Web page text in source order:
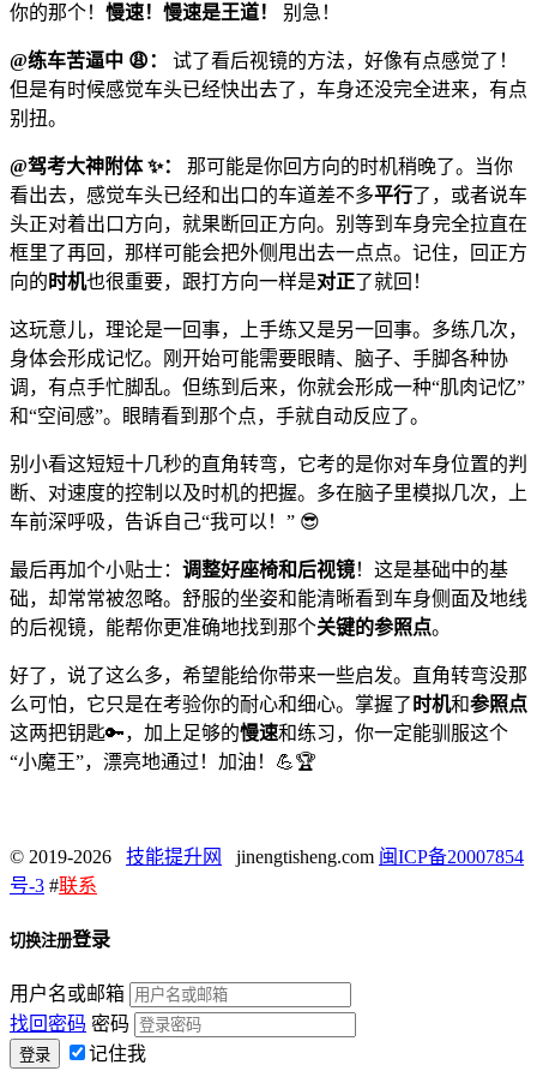
你的那个！ 慢速！慢速是王道！ 别急！
@练车苦逼中 😩：
试了看后视镜的方法，好像有点感觉了！
但是有时候感觉车头已经快出去了，车身还没完全进来，有点
别扭。
@驾考大神附体 ✨：
那可能是你回方向的时机稍晚了。当你
看出去，感觉车头已经和出口的车道差不多平行了，或者说车
头正对着出口方向，就果断回正方向。别等到车身完全拉直在
框里了再回，那样可能会把外侧甩出去一点点。记住，回正方
向的 时机也很重要，跟打方向一样是对正了就回！
这玩意儿，理论是一回事，上手练又是另一回事。多练几次，
身体会形成记忆。刚开始可能需要眼睛、脑子、手脚各种协
调，有点手忙脚乱。但练到后来，你就会形成一种“肌肉记忆”
和“空间感”。眼睛看到那个点，手就自动反应了。
别小看这短短十几秒的直角转弯，它考的是你对车身位置的判
断、对速度的控制以及时机的把握。多在脑子里模拟几次，上
车前深呼吸，告诉自己“我可以！” 😎
最后再加个小贴士： 调整好座椅和后视镜！这是基础中的基
础，却常常被忽略。舒服的坐姿和能清晰看到车身侧面及地线
的后视镜，能帮你更准确地找到那个关键的参照点。
好了，说了这么多，希望能给你带来一些启发。直角转弯没那
么可怕，它只是在考验你的耐心和细心。掌握了 时机和参照点
这两把钥匙🔑，加上足够的慢速和练习，你一定能驯服这个
“小魔王”，漂亮地通过！加油！💪🏆
© 2019-2026 技能提升网 jinengtisheng.com 闽ICP备20007854
号-3 #联系
切换注册登录
用户名或邮箱
找回密码 密码
记住我